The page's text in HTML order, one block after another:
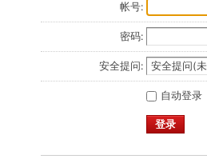
帐号:
密码:
安全提问:
自动登录
登录